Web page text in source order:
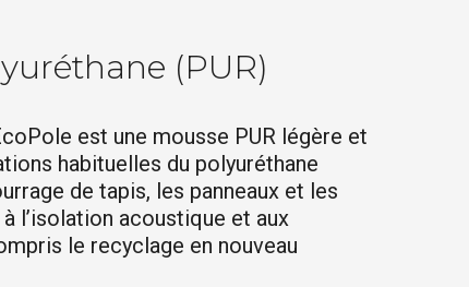
(PUR)
est une mousse PUR légère et
habituelles du polyuréthane
de tapis, les panneaux et les
l’isolation acoustique et aux
le recyclage en nouveau